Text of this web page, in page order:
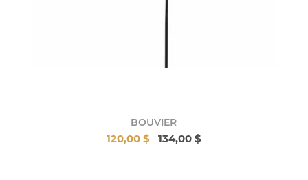
BOUVIER
120,00 $ 134,00 $